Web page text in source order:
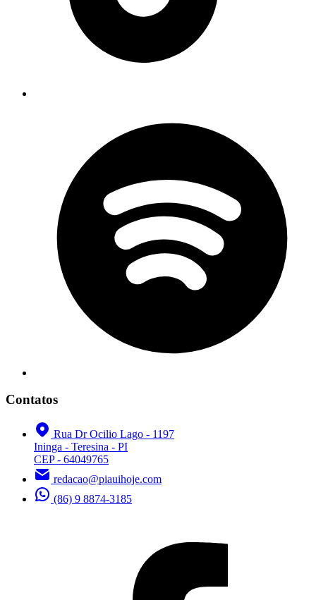
Contatos
Rua Dr Ocilio Lago - 1197
Ininga - Teresina - PI
CEP - 64049765
redacao@piauihoje.com
(86) 9 8874-3185